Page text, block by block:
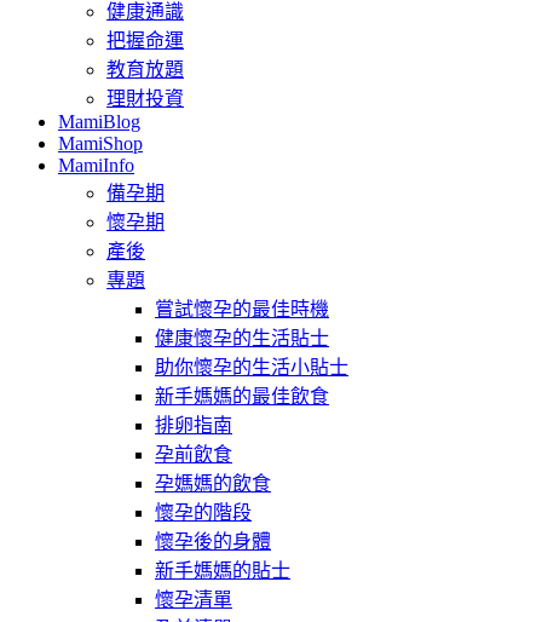
健康通識
把握命運
教育放題
理財投資
MamiBlog
MamiShop
MamiInfo
備孕期
懷孕期
產後
專題
嘗試懷孕的最佳時機
健康懷孕的生活貼士
助你懷孕的生活小貼士
新手媽媽的最佳飲食
排卵指南
孕前飲食
孕媽媽的飲食
懷孕的階段
懷孕後的身體
新手媽媽的貼士
懷孕清單